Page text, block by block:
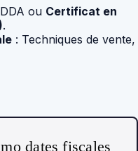
ou Certificat en
.
: Techniques de vente,
dates fiscales